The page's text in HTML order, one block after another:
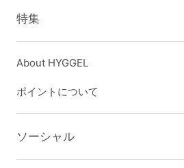
特集
About HYGGEL
ポイントについて
ソーシャル